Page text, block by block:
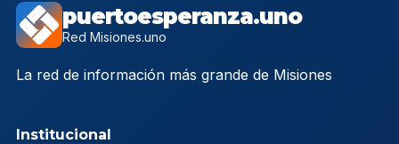
puertoesperanza.uno
Red Misiones.uno
La red de información más grande de Misiones
Institucional